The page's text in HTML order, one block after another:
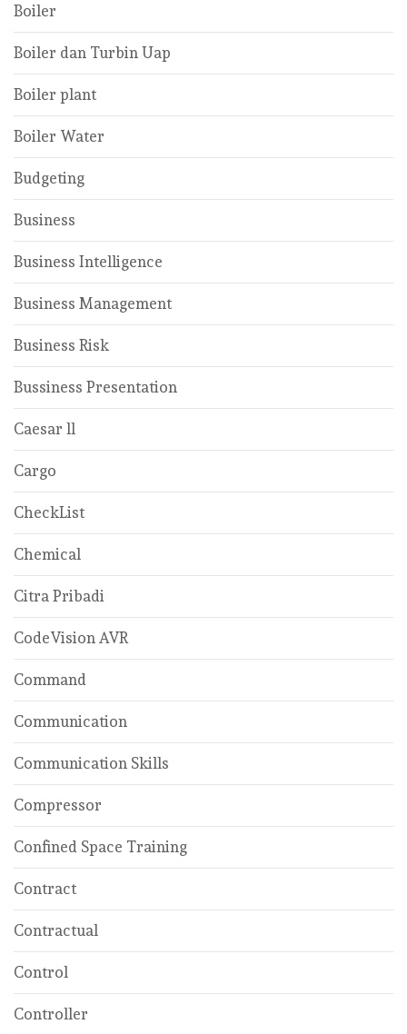
Boiler
Boiler dan Turbin Uap
Boiler plant
Boiler Water
Budgeting
Business
Business Intelligence
Business Management
Business Risk
Bussiness Presentation
Caesar ll
Cargo
CheckList
Chemical
Citra Pribadi
CodeVision AVR
Command
Communication
Communication Skills
Compressor
Confined Space Training
Contract
Contractual
Control
Controller